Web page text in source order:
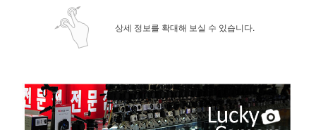
상세 정보를 확대해 보실 수 있습니다.